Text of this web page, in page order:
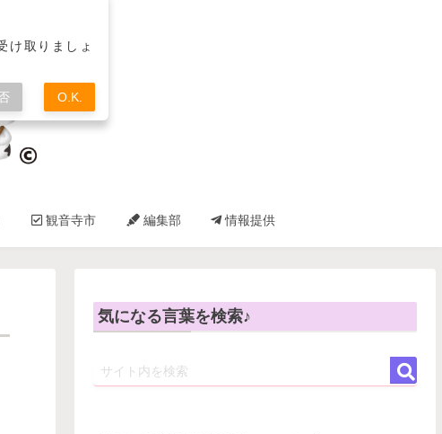
観音寺市 編集部 情報提供
気になる言葉を検索♪
け取りましょ
O.K.